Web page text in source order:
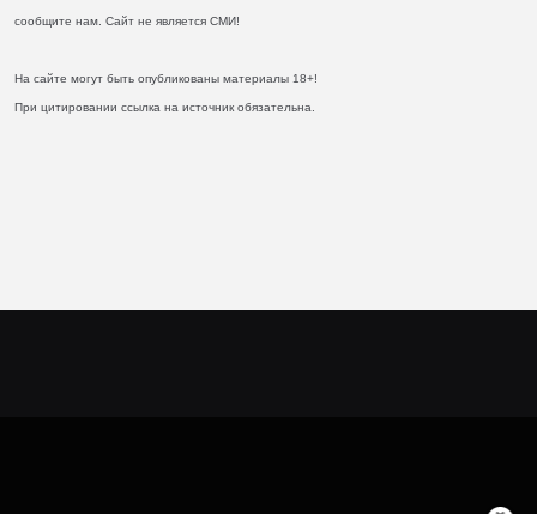
сообщите нам. Сайт не является СМИ!
На сайте могут быть опубликованы материалы 18+!
При цитировании ссылка на источник обязательна.